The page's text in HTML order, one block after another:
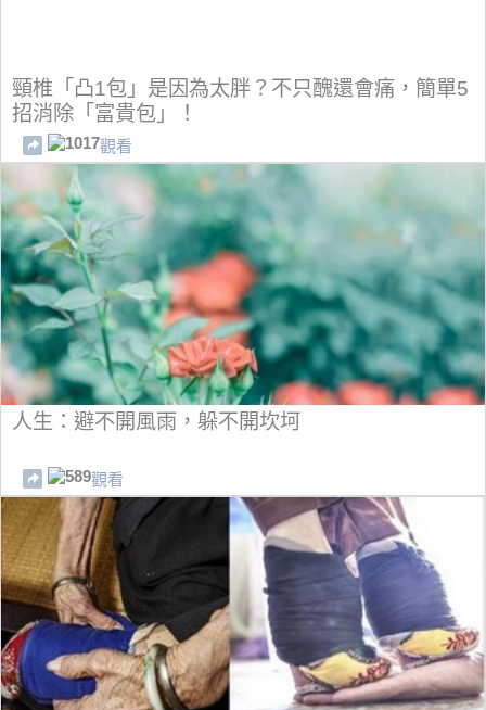
頸椎「凸1包」是因為太胖？不只醜還會痛，簡單5
招消除「富貴包」！
1017觀看
人生：避不開風雨，躲不開坎坷
589觀看